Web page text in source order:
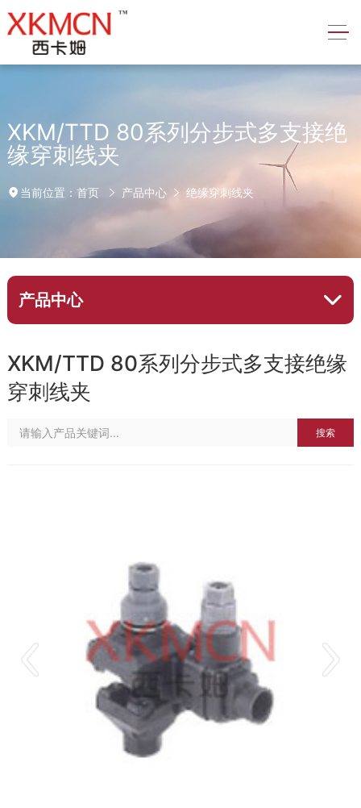
XKM/TTD 80系列分步式多支接绝
缘穿刺线夹
当前位置： 首页 产品中心 绝缘穿刺线夹
产品中心
XKM/TTD 80系列分步式多支接绝缘
穿刺线夹
搜索